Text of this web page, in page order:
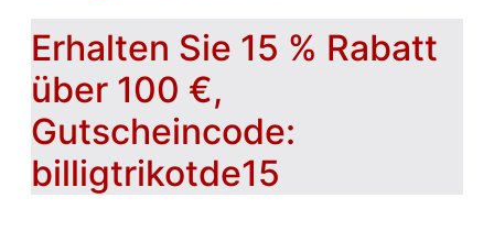
Erhalten Sie 15 % Rabatt
über 100 €,
Gutscheincode:
billigtrikotde15